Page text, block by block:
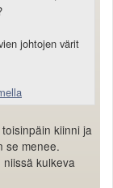
johtojen värit
kiinni ja
se menee.
niissä kulkeva